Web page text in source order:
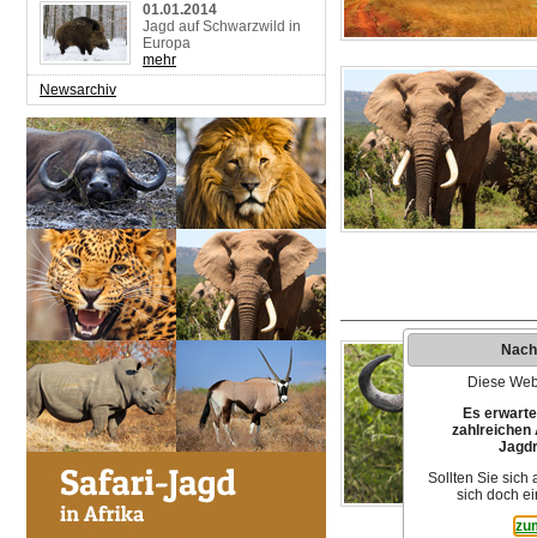
01.01.2014
Jagd auf Schwarzwild in
Europa
mehr
Newsarchiv
Diese
Es
zahlreichen
Sollten Sie sich
sich doch